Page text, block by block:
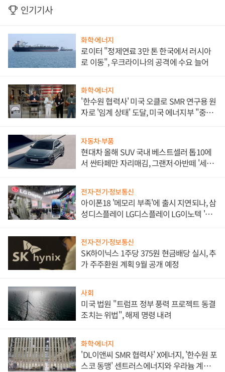
인기기사
화학·에너지
로이터 "정제연료 3만 톤 한국에서 러시아
로 이동", 우크라이나의 공격에 수요 늘어
화학·에너지
'한수원 협력사' 미국 오클로 SMR 연구용 원
자로 '임계 상태' 도달, 미국 에너지부 "중요
자동차·부품
현대차 올해 SUV 국내 베스트셀러 톱10에
서 싼타페만 자리매김, 그랜저·아반떼 '세단
전자·전기·정보통신
아이폰18 '메모리 부족'에 출시 지연되나, 삼
성디스플레이 LG디스플레이 LG이노텍 '탈
전자·전기·정보통신
SK하이닉스 1주당 375원 현금배당 실시, 추
가 주주환원 계획 9월 공개 예정
사회
미국 법원 "트럼프 정부 풍력 프로젝트 동결
조치는 위법", 해제 명령 내려
화학·에너지
'DL이앤씨 SMR 협력사' X에너지, '한수원 포
스코 동맹' 센트러스에너지와 우라늄 계약